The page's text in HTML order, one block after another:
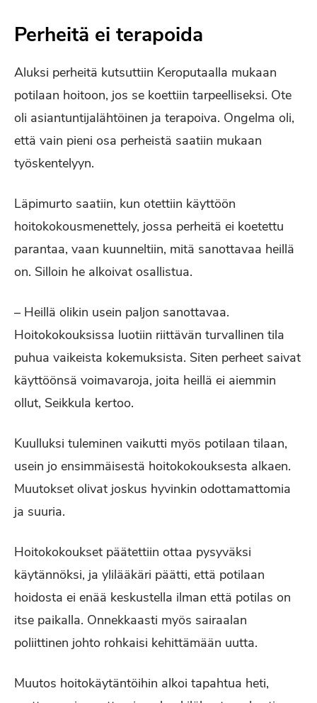
Perheitä ei terapoida
Aluksi perheitä kutsuttiin Keroputaalla mukaan
potilaan hoitoon, jos se koettiin tarpeelliseksi. Ote
oli asiantuntijalähtöinen ja terapoiva. Ongelma oli,
että vain pieni osa perheistä saatiin mukaan
työskentelyyn.
Läpimurto saatiin, kun otettiin käyttöön
hoitokokousmenettely, jossa perheitä ei koetettu
parantaa, vaan kuunneltiin, mitä sanottavaa heillä
on. Silloin he alkoivat osallistua.
– Heillä olikin usein paljon sanottavaa.
Hoitokokouksissa luotiin riittävän turvallinen tila
puhua vaikeista kokemuksista. Siten perheet saivat
käyttöönsä voimavaroja, joita heillä ei aiemmin
ollut, Seikkula kertoo.
Kuulluksi tuleminen vaikutti myös potilaan tilaan,
usein jo ensimmäisestä hoitokokouksesta alkaen.
Muutokset olivat joskus hyvinkin odottamattomia
ja suuria.
Hoitokokoukset päätettiin ottaa pysyväksi
käytännöksi, ja ylilääkäri päätti, että potilaan
hoidosta ei enää keskustella ilman että potilas on
itse paikalla. Onnekkaasti myös sairaalan
poliittinen johto rohkaisi kehittämään uutta.
Muutos hoitokäytäntöihin alkoi tapahtua heti,